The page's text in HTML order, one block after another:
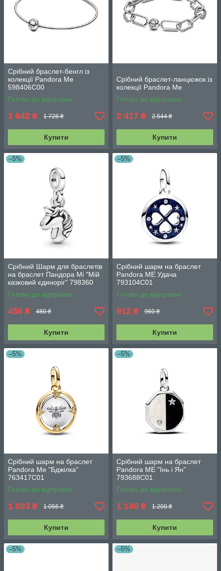
Срібний браслет-бенгл із
колекції Pandora Me
598406C00
Готово до відправки
1 642 ₴ 1 728 ₴
Купити
Срібний браслет-ланцюжок із
колекції Pandora Me
Готово до відправки
2 417 ₴ 2 544 ₴
Купити
–5%
Срібний Шарм для браслетів
на браслет Пандора Мі "Мій
казковий єдиноріг" 798360
Готово до відправки
456 ₴ 480 ₴
Купити
–5%
Срібний шарм на браслет
Pandora ME Удача
793104C01
Готово до відправки
912 ₴ 960 ₴
Купити
–5%
Срібний шарм на браслет
Pandora Ме "Бджілка"
763417C01
Готово до відправки
1 003 ₴ 1 056 ₴
Купити
–5%
Срібний шарм на браслет
Pandora ME "Інь і Ян"
793688C01
Готово до відправки
1 140 ₴ 1 200 ₴
Купити
–5% –5%